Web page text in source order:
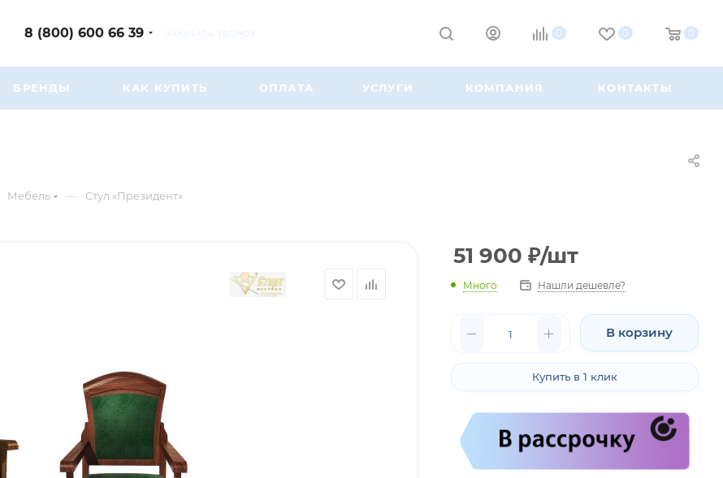
8 (800) 600 66 39 ЗАКАЗАТЬ ЗВОНОК 0 0 0
БРЕНДЫ КАК КУПИТЬ ОПЛАТА УСЛУГИ КОМПАНИЯ КОНТАКТЫ
Мебель — Стул «Президент»
51 900 ₽/шт
Много Нашли дешевле?
В корзину
Купить в 1 клик